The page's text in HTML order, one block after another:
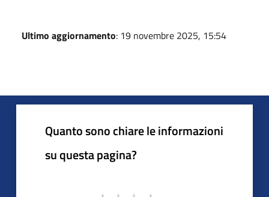
Ultimo aggiornamento: 19 novembre 2025, 15:54
Quanto sono chiare le informazioni
su questa pagina?